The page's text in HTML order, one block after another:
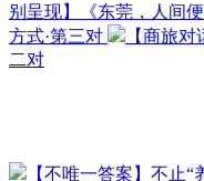
别呈现】《东莞，人间
方式·第三对
【商旅
二对
【不唯一答案】不止“